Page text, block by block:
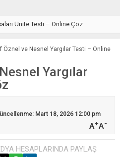
Ünite Testi – Online Çöz
Öznel ve Nesnel Yargılar Testi – Online
Yargılar
Mart 18, 2026 12:00 pm
A+A-
HESAPLARINDA PAYLAŞ